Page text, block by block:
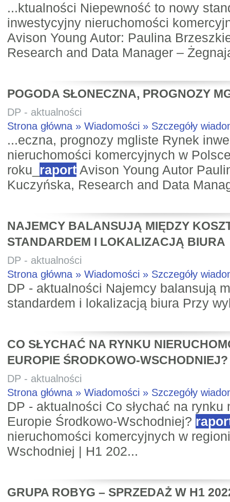
...ktualności Niepewność to nowy
inwestycyjny nieruchomości
Avison Young Autor: Paulina
Research and Data Manager –
POGODA SŁONECZNA, PROGNOZY
DP - aktualności
Strona główna » Wiadomości » Szczegóły
...eczna, prognozy mgliste Rynek
nieruchomości komercyjnych w
roku_ raport Avison Young Autor
Kuczyńska, Research and Data
NAJEMCY BALANSUJĄ MIĘDZY
STANDARDEM I LOKALIZACJĄ BIURA
DP - aktualności
Strona główna » Wiadomości » Szczegóły
DP - aktualności Najemcy balansują
standardem i lokalizacją biura Przy
CO SŁYCHAĆ NA RYNKU
EUROPIE ŚRODKOWO-WSCHODNIEJ?
DP - aktualności
Strona główna » Wiadomości » Szczegóły
DP - aktualności Co słychać na rynku
Europie Środkowo-Wschodniej?
nieruchomości komercyjnych w
Wschodniej | H1 202...
GRUPA ROBYG – SPRZEDAŻ W H1